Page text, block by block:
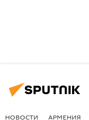
НОВОСТИ АРМЕНИЯ